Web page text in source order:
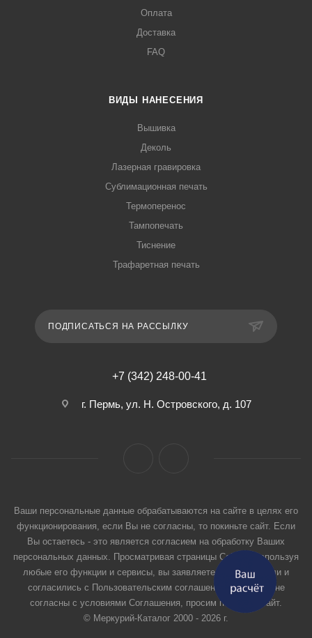
Оплата
Доставка
FAQ
ВИДЫ НАНЕСЕНИЯ
Вышивка
Деколь
Лазерная гравировка
Сублимационная печать
Термоперенос
Тампопечать
Тиснение
Трафаретная печать
ПОДПИСАТЬСЯ НА РАССЫЛКУ
+7 (342) 248-00-41
г. Пермь, ул. Н. Островского, д. 107
Ваши персональные данные обрабатываются на сайте в целях его
функционирования, если Вы не согласны, то покиньте сайт. Если
Вы остаетесь - это является согласием на обработку Ваших
персональных данных. Просматривая страницы Сайта и используя
любые его функции и сервисы, вы заявляете, что прочитали и
согласились с Пользовательским соглашением. Если вы не
согласны с условиями Соглашения, просим покинуть Сайт.
© Меркурий-Каталог 2000 - 2026 г.